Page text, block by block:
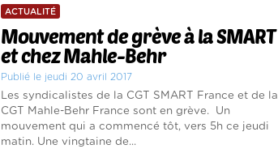
ACTUALITÉ
Mouvement de grève à la SMART
et chez Mahle-Behr
Publié le jeudi 20 avril 2017
Les syndicalistes de la CGT SMART France et de la
CGT Mahle-Behr France sont en grève. Un
mouvement qui a commencé tôt, vers 5h ce jeudi
matin. Une vingtaine de...